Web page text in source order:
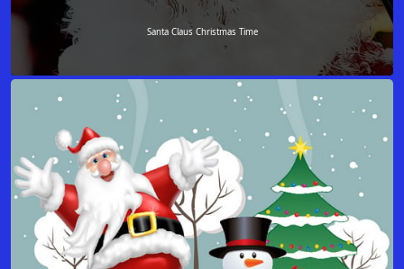
Santa Claus Christmas Time